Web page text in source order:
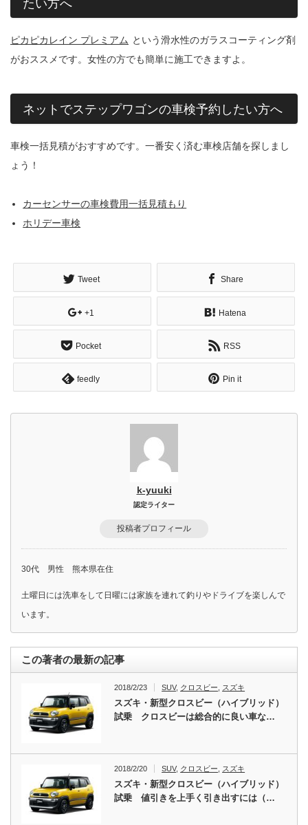
たい方へ
ピカピカレイン プレミアム という滑水性のガラスコーティング剤
がおススメです。女性の方でも簡単に施工できますよ。
ネットでステップワゴンの車検予約したい方へ
車検一括見積がおすすめです。一番安く済む車検店舗を探しまし
ょう！
カーセンサーの車検費用一括見積もり
ホリデー車検
Tweet Share
+1 Hatena
Pocket RSS
feedly Pin it
k-yuuki
認定ライター
投稿者プロフィール
30代 男性 熊本県在住
土曜日には洗車をして日曜には家族を連れて釣りやドライブを楽しんで
います。
この著者の最新の記事
2018/2/23 SUV, クロスビー スズキ
スズキ・新型クロスビー（ハイブリッド）
試乗 クロスビーは総合的に良い車な…
2018/2/20 SUV, クロスビー スズキ
スズキ・新型クロスビー（ハイブリッド）
試乗 値引きを上手く引き出すには（…